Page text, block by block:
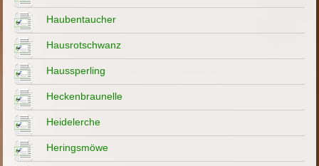
Haubentaucher
Hausrotschwanz
Haussperling
Heckenbraunelle
Heidelerche
Heringsmöwe